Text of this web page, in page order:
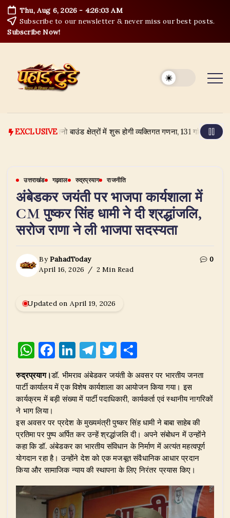
Skip
to
content
Thu, Aug 6, 2026 - 4:26:04 AM
Subscribe to our newsletter & never miss our best posts.
Subscribe Now!
EXCLUSIVE
से स्नो बाउंड क्षेत्रों में शुरू होगी व्यक्तिगत गणना, 131 गांव और 3 नगर
उत्तराखंड गढ़वाल रुद्रप्रयाग राजनीति
अंबेडकर जयंती पर भाजपा कार्यशाला में
CM पुष्कर सिंह धामी ने दी श्रद्धांजलि,
सरोज राणा ने ली भाजपा सदस्यता
ByPahadToday
April 16, 2026
2 Min Read
0
Updated on April 19, 2026
W
at
s
A
p
p
F
a
c
e
b
o
o
k
Li
k
e
dI
n
T
e
g
ra
m
T
w
it
te
r
ar
e
रुद्रप्रयाग।डॉ. भीमराव अंबेडकर जयंती के अवसर पर भारतीय जनता
पार्टी कार्यालय में एक विशेष कार्यशाला का आयोजन किया गया। इस
कार्यक्रम में बड़ी संख्या में पार्टी पदाधिकारी, कार्यकर्ता एवं स्थानीय नागरिकों
ने भाग लिया।
इस अवसर पर प्रदेश के मुख्यमंत्री पुष्कर सिंह धामी ने बाबा साहेब की
प्रतिमा पर पुष्प अर्पित कर उन्हें श्रद्धांजलि दी। अपने संबोधन में उन्होंने
कहा कि डॉ. अंबेडकर का भारतीय संविधान के निर्माण में अत्यंत महत्वपूर्ण
योगदान रहा है। उन्होंने देश को एक मजबूत संवैधानिक आधार प्रदान
किया और सामाजिक न्याय की स्थापना के लिए निरंतर प्रयास किए।